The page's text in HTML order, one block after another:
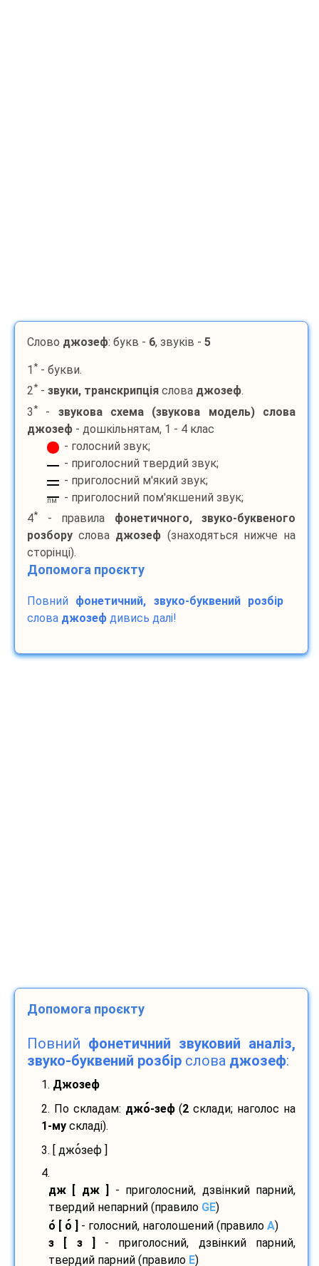
Слово джозеф: букв - 6, звуків - 5
1 * - букви.
2* - звуки, транскрипція слова джозеф.
3* - звукова схема (звукова модель) слова
джозеф - дошкільнятам, 1 - 4 клас
- голосний звук;
- приголосний твердий звук;
- приголосний м'який звук;
пм
- приголосний пом'якшений звук;
4* - правила фонетичного, звуко-буквеного
розбору слова джозеф (знаходяться нижче на
сторінці).
Допомога проєкту
Повний фонетичний, звуко-буквений розбір
слова джозеф дивись далі!
Допомога проєкту
Повний фонетичний звуковий аналіз,
звуко-буквений розбір слова джозеф:
1. Джозеф
2. По складам: джо-зеф(2 склади; наголос на
1-му складі).
3. [ джозеф ]
4.
дж [ дж ]
- приголосний, дзвінкий парний,
твердий непарний (правило GE)
о [ о - голосний, наголошений (правило A)
з [ з ]
- приголосний, дзвінкий парний,
твердий парний (правило E)